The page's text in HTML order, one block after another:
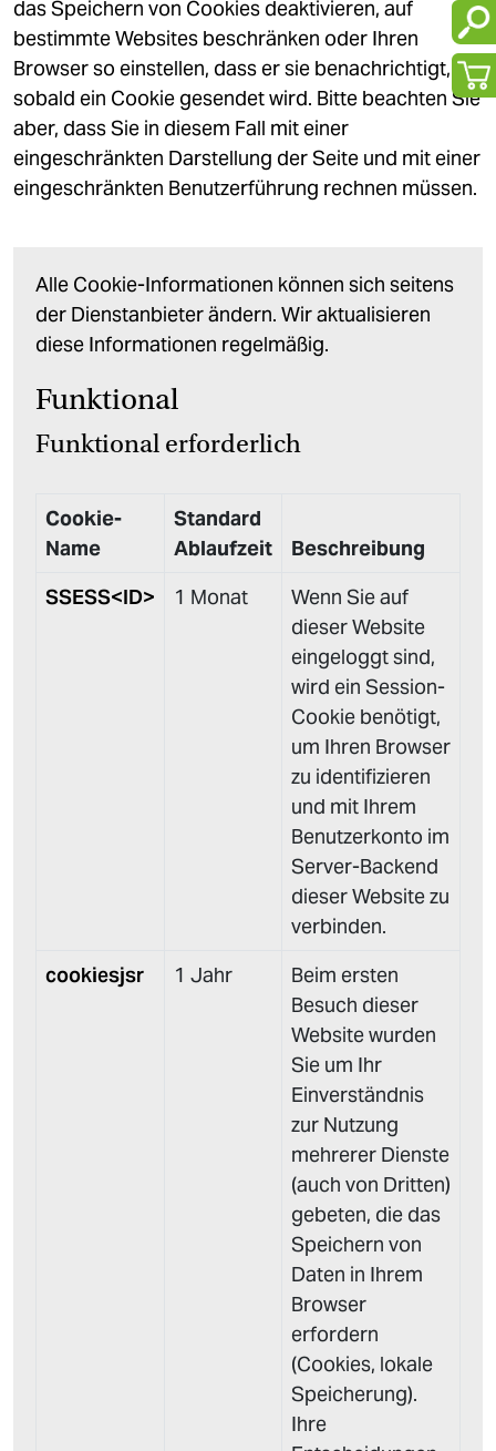
das Speichern von Cookies deaktivieren, auf
bestimmte Websites beschränken oder Ihren
Browser so einstellen, dass er sie benachrichtigt,
sobald ein Cookie gesendet wird. Bitte beachten Sie
aber, dass Sie in diesem Fall mit einer
eingeschränkten Darstellung der Seite und mit einer
eingeschränkten Benutzerführung rechnen müssen.
Alle Cookie-Informationen können sich seitens
der Dienstanbieter ändern. Wir aktualisieren
diese Informationen regelmäßig.
Funktional
Funktional erforderlich
Cookie-
Name
Standard
Ablaufzeit
Beschreibung
SSESS<ID>
1 Monat
Wenn Sie auf
dieser Website
eingeloggt sind,
wird ein Session-
Cookie benötigt,
um Ihren Browser
zu identifizieren
und mit Ihrem
Benutzerkonto im
Server-Backend
dieser Website zu
verbinden.
cookiesjsr
1 Jahr
Beim ersten
Besuch dieser
Website wurden
Sie um Ihr
Einverständnis
zur Nutzung
mehrerer Dienste
(auch von Dritten)
gebeten, die das
Speichern von
Daten in Ihrem
Browser
erfordern
(Cookies, lokale
Speicherung).
Ihre